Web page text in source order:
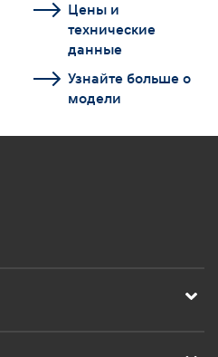
Цены и
технические
данные
Узнайте больше о
модели